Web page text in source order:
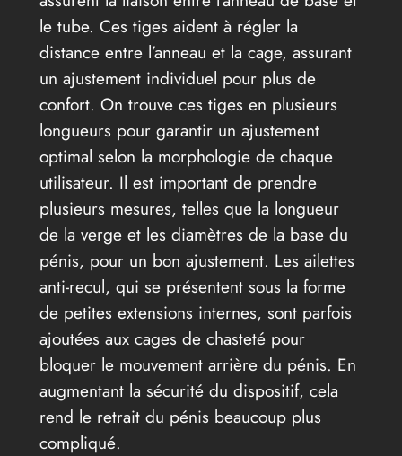
le tube. Ces tiges aident à régler la
distance entre l’anneau et la cage, assurant
un ajustement individuel pour plus de
confort. On trouve ces tiges en plusieurs
longueurs pour garantir un ajustement
optimal selon la morphologie de chaque
utilisateur. Il est important de prendre
plusieurs mesures, telles que la longueur
de la verge et les diamètres de la base du
pénis, pour un bon ajustement. Les ailettes
anti-recul, qui se présentent sous la forme
de petites extensions internes, sont parfois
ajoutées aux cages de chasteté pour
bloquer le mouvement arrière du pénis. En
augmentant la sécurité du dispositif, cela
rend le retrait du pénis beaucoup plus
compliqué.